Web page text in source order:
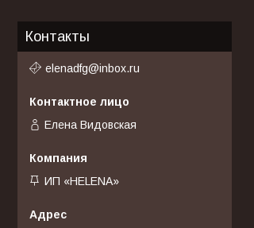
Контакты
elenadfg@inbox.ru
Елена Видовская
ИП «HELENA»